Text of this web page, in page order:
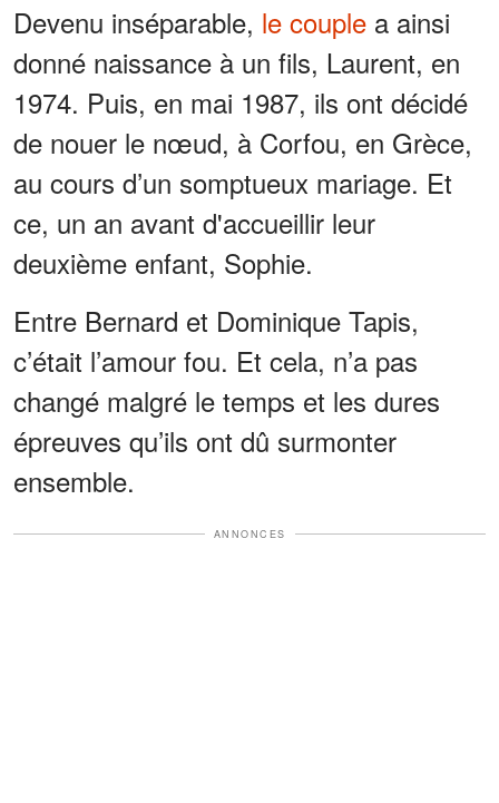
Devenu inséparable, le couple a ainsi
donné naissance à un fils, Laurent, en
1974. Puis, en mai 1987, ils ont décidé
de nouer le nœud, à Corfou, en Grèce,
au cours d’un somptueux mariage. Et
ce, un an avant d'accueillir leur
deuxième enfant, Sophie.
Entre Bernard et Dominique Tapis,
c’était l’amour fou. Et cela, n’a pas
changé malgré le temps et les dures
épreuves qu’ils ont dû surmonter
ensemble.
ANNONCES